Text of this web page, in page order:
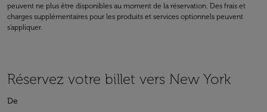
peuvent ne plus être disponibles au moment de la réservation. Des frais et
charges supplémentaires pour les produits et services optionnels peuvent
s'appliquer.
Réservez votre billet vers New York
De